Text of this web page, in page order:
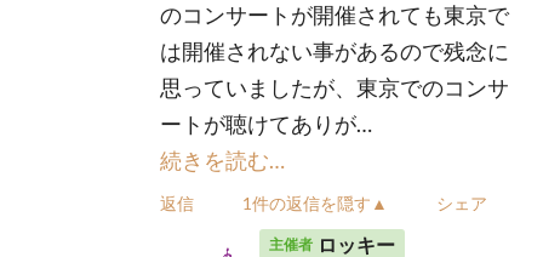
のコンサートが開催されても東京で
は開催されない事があるので残念に
思っていましたが、東京でのコンサ
ートが聴けてありが…
続きを読む…
返信 1件の返信を隠す▲ シェア
主催者 ロッキー